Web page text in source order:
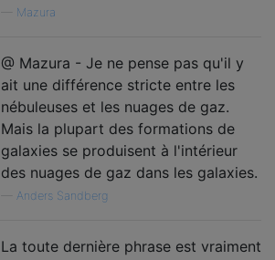
Mazura
@ Mazura - Je ne pense pas qu'il y
ait une différence stricte entre les
nébuleuses et les nuages ​​de gaz.
Mais la plupart des formations de
galaxies se produisent à l'intérieur
des nuages ​​de gaz dans les galaxies.
Anders Sandberg
La toute dernière phrase est vraiment